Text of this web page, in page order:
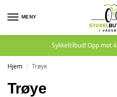
MENY
Sykkeltilbud! Opp mot
Hjem / Trøye
Trøye